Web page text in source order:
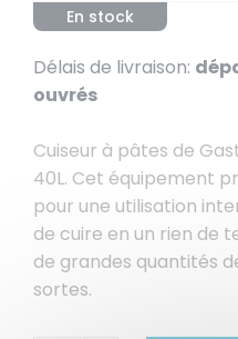
En stock
Délais de livraison:
ouvrés
Cuiseur à pâtes de
40L. Cet équipement
pour une utilisation
de cuire en un rien de
de grandes quantités
sortes.